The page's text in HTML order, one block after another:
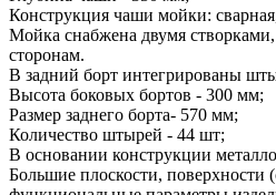
Конструкция чаши мойки:
Мойка снабжена двумя
сторонам.
В задний борт интегрированы
Высота боковых бортов - 300 мм;
Размер заднего борта- 570 мм;
Количество штырей - 44 шт;
В основании конструкции
Большие плоскости,